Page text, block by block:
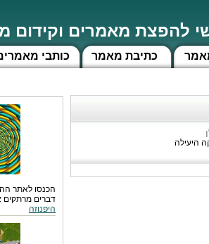
להפצת מאמרים וקידום
כותבי כתיבת מאמר
הכנסו לאתר
דברים מרתקים
היפנוזה
היעילה